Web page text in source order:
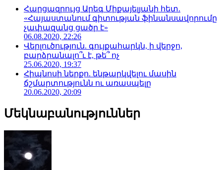
Հարցազրույց Արեգ Միքայելյանի հետ.
«Հայաստանում գիտության ֆինանսավորումը
չափազանց ցածր է»
06.08.2020, 22:26
Վերլուծություն. գույքահարկն, ի վերջո,
բարձրանալո՞ւ է, թե՞ ոչ
25.06.2020, 19:37
Հիպնոսի ներքո. ենթարկվելու մասին
ճշմարտությունն ու առասպելը
20.06.2020, 20:09
Մեկնաբանություններ